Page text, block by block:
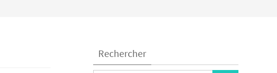
Rechercher